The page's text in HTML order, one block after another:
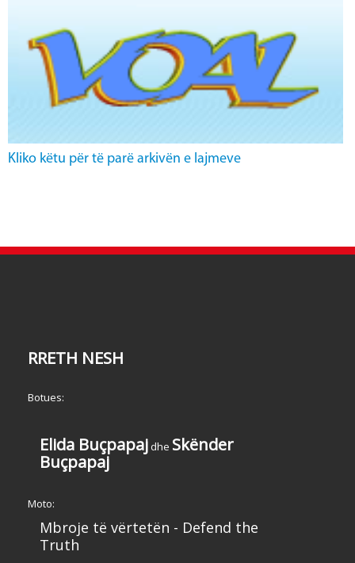
Kliko këtu për të parë arkivën e lajmeve
RRETH NESH
Botues:
Elida Buçpapaj dhe Skënder
Buçpapaj
Moto:
Mbroje të vërtetën - Defend the
Truth